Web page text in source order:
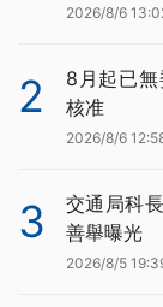
2026/8/6
2
8月起已
核准
2026/8/6
3
交通局科
善舉曝光
2026/8/5